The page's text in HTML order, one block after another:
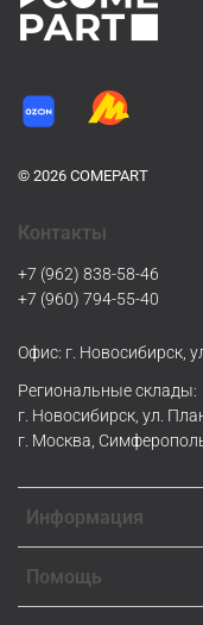
© 2026 COMEPART
Информация
Помощь
Контакты
+7 (962) 838-58-46
+7 (960) 794-55-40
Офис: г. Новосибирск,
Региональные склады:
г. Новосибирск, ул.
г. Москва,